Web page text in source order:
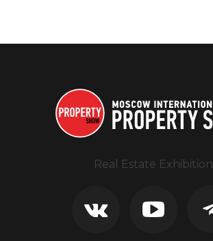
Real Estate Exhibition